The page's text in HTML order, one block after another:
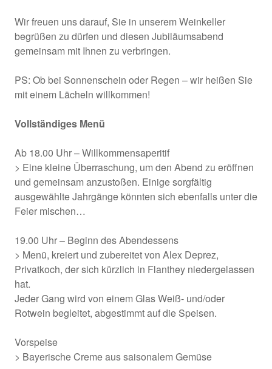
Wir freuen uns darauf, Sie in unserem Weinkeller
begrüßen zu dürfen und diesen Jubiläumsabend
gemeinsam mit Ihnen zu verbringen.
PS: Ob bei Sonnenschein oder Regen – wir heißen Sie
mit einem Lächeln willkommen!
Vollständiges Menü
Ab 18.00 Uhr – Willkommensaperitif
> Eine kleine Überraschung, um den Abend zu eröffnen
und gemeinsam anzustoßen. Einige sorgfältig
ausgewählte Jahrgänge könnten sich ebenfalls unter die
Feier mischen…
19.00 Uhr – Beginn des Abendessens
> Menü, kreiert und zubereitet von Alex Deprez,
Privatkoch, der sich kürzlich in Flanthey niedergelassen
hat.
Jeder Gang wird von einem Glas Weiß- und/oder
Rotwein begleitet, abgestimmt auf die Speisen.
Vorspeise
> Bayerische Creme aus saisonalem Gemüse